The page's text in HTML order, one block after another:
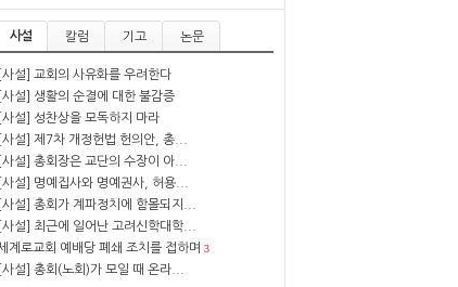
사설 칼럼 기고 논문
[사설] 교회의 사유화를 우려한다
[사설] 생활의 순결에 대한 불감증
[사설] 성찬상을 모독하지 마라
[사설] 제7차 개정헌법 헌의안, 총...
[사설] 총회장은 교단의 수장이 아...
[사설] 명예집사와 명예권사, 허용...
[사설] 총회가 계파정치에 함몰되지...
[사설] 최근에 일어난 고려신학대학...
계로교회 예배당 폐쇄 조치를 접하며 3
[사설] 총회(노회)가 모일 때 온라...